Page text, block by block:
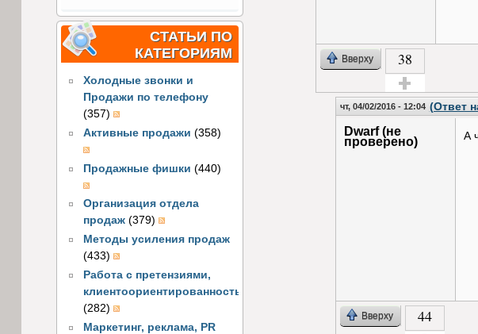
СТАТЬИ ПО
КАТЕГОРИЯМ
Холодные звонки и
Продажи по телефону
(357)
Активные продажи (358)
Продажные фишки (440)
Организация отдела
продаж (379)
Методы усиления продаж
(433)
Работа с претензиями,
клиентоориентированность
(282)
Маркетинг, реклама, PR
Вверху 38
Голос за!
чт, 04/02/2016 - 12:04 (Ответ
Dwarf (не
проверено) А
Вверху 44